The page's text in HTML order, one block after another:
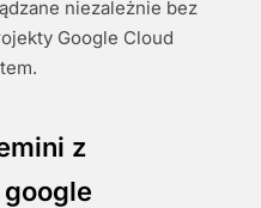
niezależnie bez
Google Cloud
z